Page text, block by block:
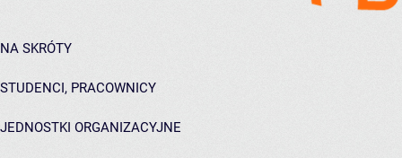
NA SKRÓTY
STUDENCI, PRACOWNICY
JEDNOSTKI ORGANIZACYJNE